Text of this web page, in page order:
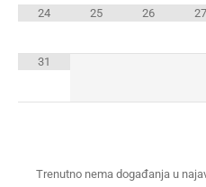
24 25 26 27
31
Trenutno nema događanja u